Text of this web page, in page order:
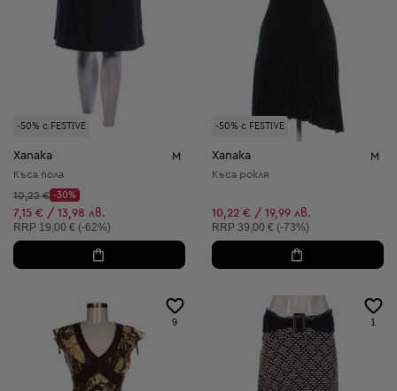
-50% с FESTIVE
Xanaka M
Къса пола
Начална цена:
10,22 €
Discount Price:
-30%
Намалена цена:
7,15 € / 13,98 лв.
Препоръчителна цена:
RRP 19,00 € (-62%)
-50% с FESTIVE
Xanaka M
Къса рокля
10,22 € / 19,99 лв.
Препоръчителна цена:
RRP 39,00 € (-73%)
9 1